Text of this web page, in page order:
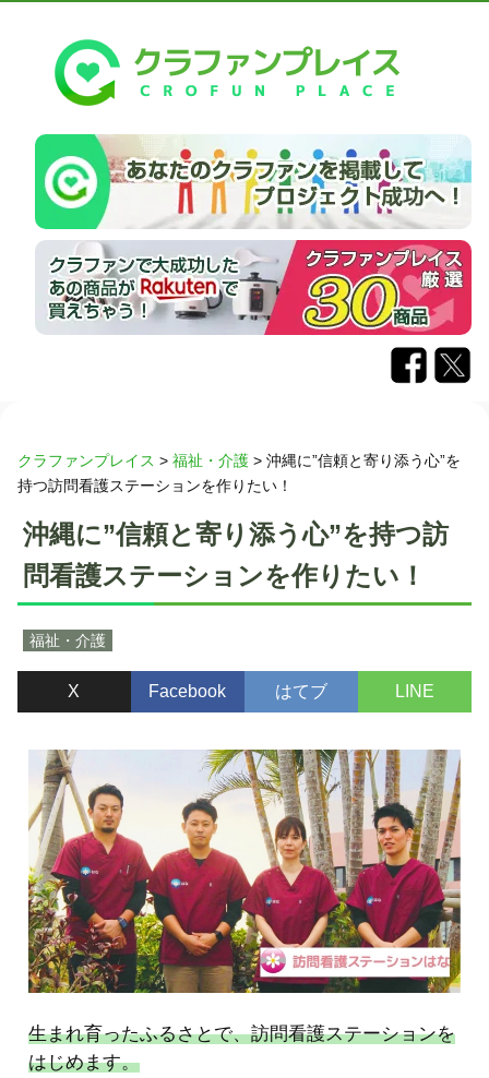
クラファンプレイス > 福祉・介護 > 沖縄に”信頼と寄り添う心”を
持つ訪問看護ステーションを作りたい！
沖縄に”信頼と寄り添う心”を持つ訪
問看護ステーションを作りたい！
福祉・介護
X Facebook はてブ LINE
生まれ育ったふるさとで、訪問看護ステーションを
はじめます。